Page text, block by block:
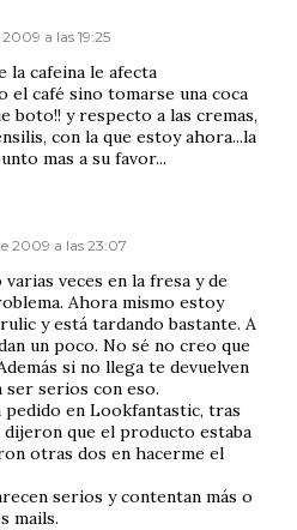
a las 19:25
la cafeina le afecta
el café sino tomarse una coca
boto!! y respecto a las cremas,
con la que estoy ahora...la
mas a su favor...
2009 a las 23:07
veces en la fresa y de
Ahora mismo estoy
y está tardando bastante. A
un poco. No sé no creo que
si no llega te devuelven
ser serios con eso.
pedido en Lookfantastic, tras
dijeron que el producto estaba
otras dos en hacerme el
serios y contentan más o
mails.